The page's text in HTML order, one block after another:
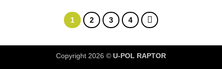
1 2 3 4
Copyright 2026 © U-POL RAPTOR